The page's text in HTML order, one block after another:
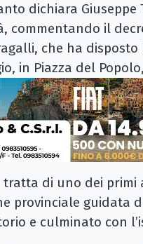
dichiara
commentando il
che ha
in Piazza del
tratta di uno dei primi
provinciale guidata
e culminato con